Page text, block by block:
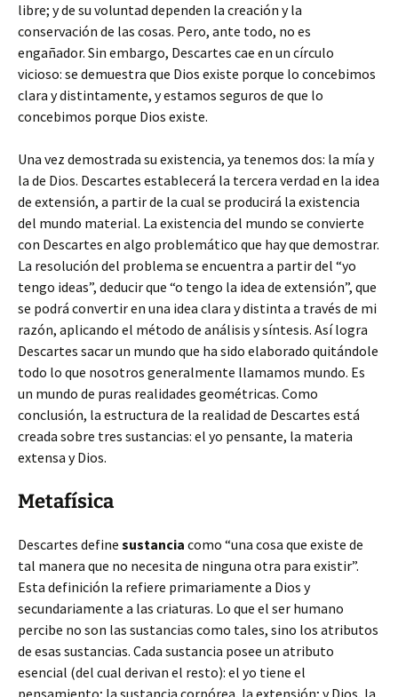
libre; y de su voluntad dependen la creación y la
conservación de las cosas. Pero, ante todo, no es
engañador. Sin embargo, Descartes cae en un círculo
vicioso: se demuestra que Dios existe porque lo concebimos
clara y distintamente, y estamos seguros de que lo
concebimos porque Dios existe.
Una vez demostrada su existencia, ya tenemos dos: la mía y
la de Dios. Descartes establecerá la tercera verdad en la idea
de extensión, a partir de la cual se producirá la existencia
del mundo material. La existencia del mundo se convierte
con Descartes en algo problemático que hay que demostrar.
La resolución del problema se encuentra a partir del “yo
tengo ideas”, deducir que “o tengo la idea de extensión”, que
se podrá convertir en una idea clara y distinta a través de mi
razón, aplicando el método de análisis y síntesis. Así logra
Descartes sacar un mundo que ha sido elaborado quitándole
todo lo que nosotros generalmente llamamos mundo. Es
un mundo de puras realidades geométricas. Como
conclusión, la estructura de la realidad de Descartes está
creada sobre tres sustancias: el yo pensante, la materia
extensa y Dios.
Metafísica
Descartes define sustancia como “una cosa que existe de
tal manera que no necesita de ninguna otra para existir”.
Esta definición la refiere primariamente a Dios y
secundariamente a las criaturas. Lo que el ser humano
percibe no son las sustancias como tales, sino los atributos
de esas sustancias. Cada sustancia posee un atributo
esencial (del cual derivan el resto): el yo tiene el
pensamiento; la sustancia corpórea, la extensión; y Dios, la